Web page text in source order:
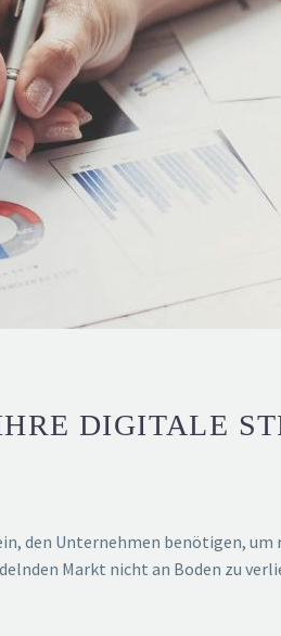
DIGITALE
den Unternehmen benötigen,
Markt nicht an Boden zu